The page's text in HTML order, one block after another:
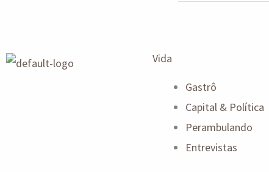
Vida
Gastrô
Capital & Política
Perambulando
Entrevistas